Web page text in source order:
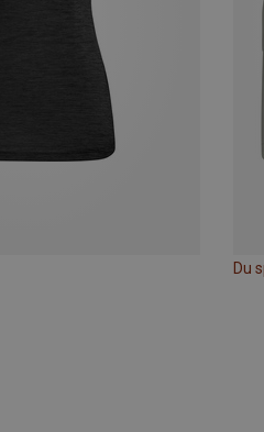
Du